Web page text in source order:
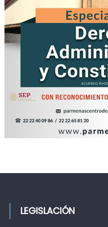
LEGISLACIÓN